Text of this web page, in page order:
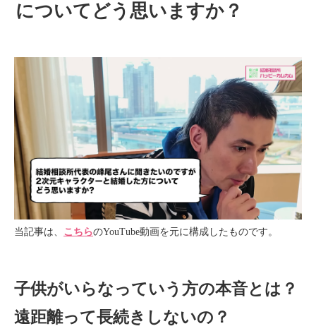
についてどう思いますか？
当記事は、 こちらのYouTube動画を元に構成したものです。
子供がいらなっていう方の本音とは？
遠距離って長続きしないの？